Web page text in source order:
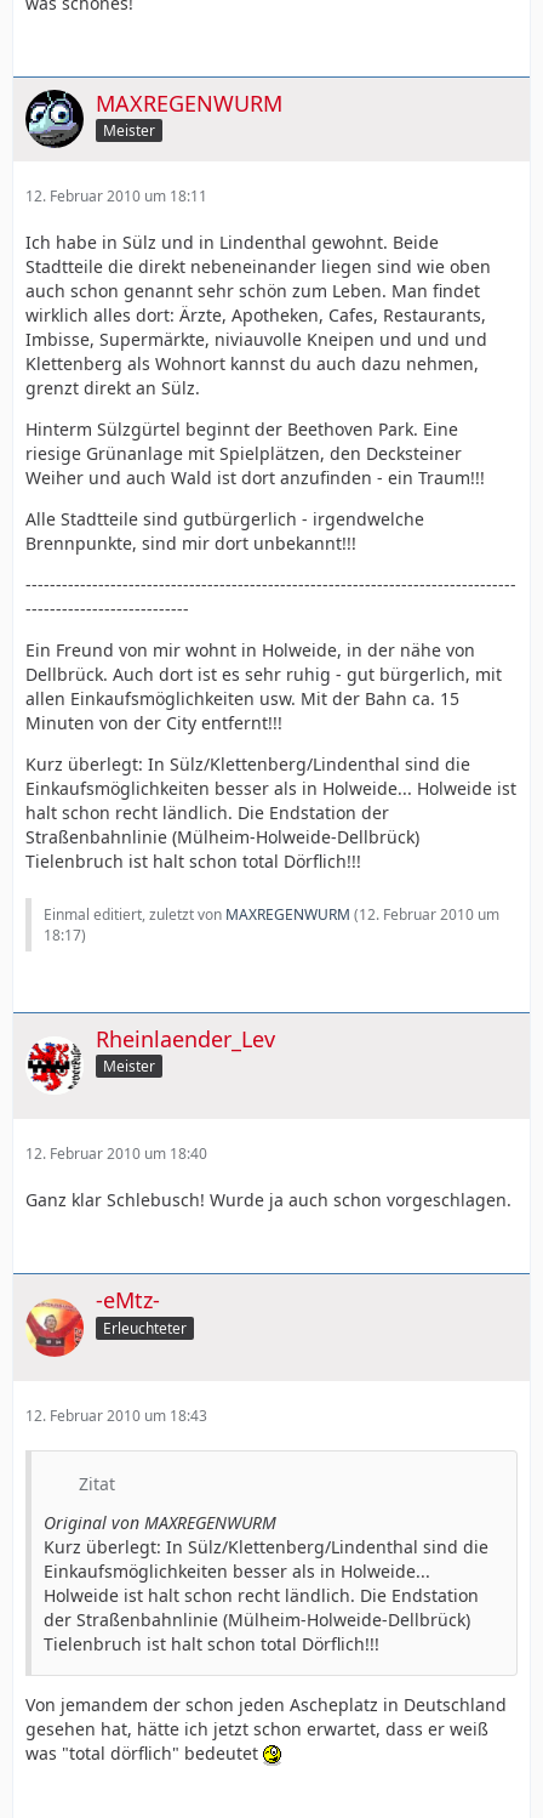
MAXREGENWURM
Meister
12. Februar 2010 um 18:11
Ich habe in Sülz und in Lindenthal gewohnt. Beide
Stadtteile die direkt nebeneinander liegen sind wie oben
auch schon genannt sehr schön zum Leben. Man findet
wirklich alles dort: Ärzte, Apotheken, Cafes, Restaurants,
Imbisse, Supermärkte, niviauvolle Kneipen und und und
Klettenberg als Wohnort kannst du auch dazu nehmen,
grenzt direkt an Sülz.
Hinterm Sülzgürtel beginnt der Beethoven Park. Eine
riesige Grünanlage mit Spielplätzen, den Decksteiner
Weiher und auch Wald ist dort anzufinden - ein Traum!!!
Alle Stadtteile sind gutbürgerlich - irgendwelche
Brennpunkte, sind mir dort unbekannt!!!
---------------------------------------------------------------------------------
---------------------------
Ein Freund von mir wohnt in Holweide, in der nähe von
Dellbrück. Auch dort ist es sehr ruhig - gut bürgerlich, mit
allen Einkaufsmöglichkeiten usw. Mit der Bahn ca. 15
Minuten von der City entfernt!!!
Kurz überlegt: In Sülz/Klettenberg/Lindenthal sind die
Einkaufsmöglichkeiten besser als in Holweide... Holweide ist
halt schon recht ländlich. Die Endstation der
Straßenbahnlinie (Mülheim-Holweide-Dellbrück)
Tielenbruch ist halt schon total Dörflich!!!
Einmal editiert, zuletzt von MAXREGENWURM (12. Februar 2010 um
18:17)
Rheinlaender_Lev
Meister
12. Februar 2010 um 18:40
Ganz klar Schlebusch! Wurde ja auch schon vorgeschlagen.
-eMtz-
Erleuchteter
12. Februar 2010 um 18:43
Zitat
Original von MAXREGENWURM
Kurz überlegt: In Sülz/Klettenberg/Lindenthal sind die
Einkaufsmöglichkeiten besser als in Holweide...
Holweide ist halt schon recht ländlich. Die Endstation
der Straßenbahnlinie (Mülheim-Holweide-Dellbrück)
Tielenbruch ist halt schon total Dörflich!!!
Von jemandem der schon jeden Ascheplatz in Deutschland
gesehen hat, hätte ich jetzt schon erwartet, dass er weiß
was "total dörflich" bedeutet